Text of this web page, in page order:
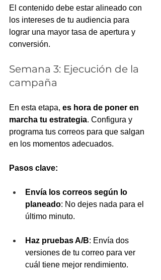
El contenido debe estar alineado con
los intereses de tu audiencia para
lograr una mayor tasa de apertura y
conversión.
Semana 3: Ejecución de la
campaña
En esta etapa, es hora de poner en
marcha tu estrategia. Configura y
programa tus correos para que salgan
en los momentos adecuados.
Pasos clave:
Envía los correos según lo
planeado: No dejes nada para el
último minuto.
Haz pruebas A/B: Envía dos
versiones de tu correo para ver
cuál tiene mejor rendimiento.